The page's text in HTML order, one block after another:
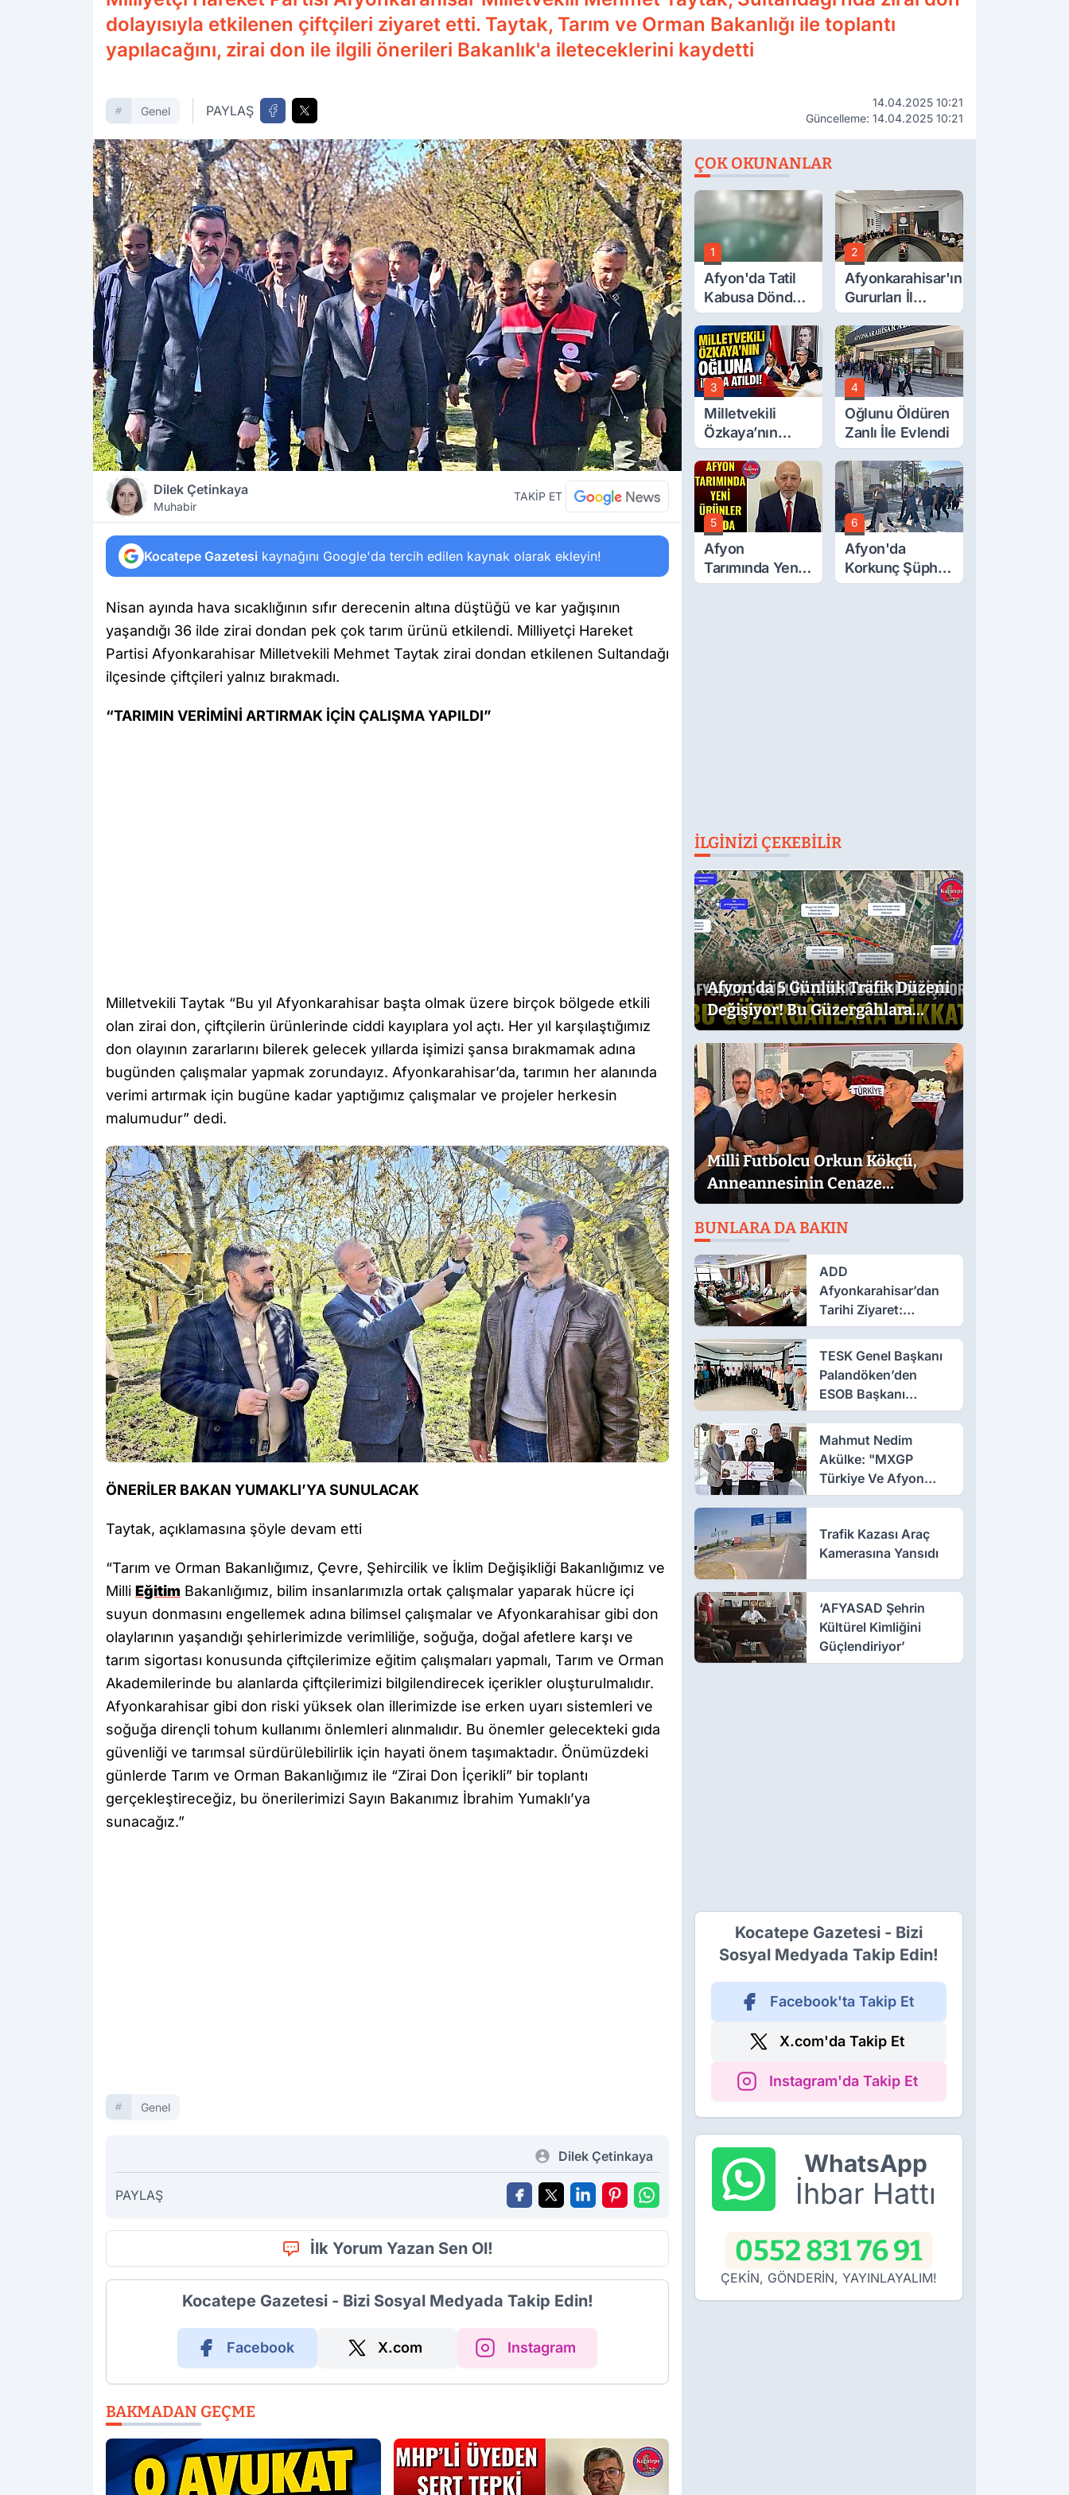
dolayısıyla etkilenen çiftçileri ziyaret etti. Taytak, Tarım ve Orman Bakanlığı ile toplantı
yapılacağını, zirai don ile ilgili önerileri Bakanlık'a ileteceklerini kaydetti
Genel PAYLAŞ
14.04.2025 10:21
Güncelleme: 14.04.2025 10:21
Dilek Çetinkaya
Muhabir
TAKİP ET
Kocatepe Gazetesi kaynağını Google'da tercih edilen kaynak olarak ekleyin!
Nisan ayında hava sıcaklığının sıfır derecenin altına düştüğü ve kar yağışının
yaşandığı 36 ilde zirai dondan pek çok tarım ürünü etkilendi. Milliyetçi Hareket
Partisi Afyonkarahisar Milletvekili Mehmet Taytak zirai dondan etkilenen Sultandağı
ilçesinde çiftçileri yalnız bırakmadı.
“TARIMIN VERİMİNİ ARTIRMAK İÇİN ÇALIŞMA YAPILDI”
Milletvekili Taytak “Bu yıl Afyonkarahisar başta olmak üzere birçok bölgede etkili
olan zirai don, çiftçilerin ürünlerinde ciddi kayıplara yol açtı. Her yıl karşılaştığımız
don olayının zararlarını bilerek gelecek yıllarda işimizi şansa bırakmamak adına
bugünden çalışmalar yapmak zorundayız. Afyonkarahisar’da, tarımın her alanında
verimi artırmak için bugüne kadar yaptığımız çalışmalar ve projeler herkesin
malumudur” dedi.
ÖNERİLER BAKAN YUMAKLI’YA SUNULACAK
Taytak, açıklamasına şöyle devam etti
“Tarım ve Orman Bakanlığımız, Çevre, Şehircilik ve İklim Değişikliği Bakanlığımız ve
Milli Eğitim Bakanlığımız, bilim insanlarımızla ortak çalışmalar yaparak hücre içi
suyun donmasını engellemek adına bilimsel çalışmalar ve Afyonkarahisar gibi don
olaylarının yaşandığı şehirlerimizde verimliliğe, soğuğa, doğal afetlere karşı ve
tarım sigortası konusunda çiftçilerimize eğitim çalışmaları yapmalı, Tarım ve Orman
Akademilerinde bu alanlarda çiftçilerimizi bilgilendirecek içerikler oluşturulmalıdır.
Afyonkarahisar gibi don riski yüksek olan illerimizde ise erken uyarı sistemleri ve
soğuğa dirençli tohum kullanımı önlemleri alınmalıdır. Bu önemler gelecekteki gıda
güvenliği ve tarımsal sürdürülebilirlik için hayati önem taşımaktadır. Önümüzdeki
günlerde Tarım ve Orman Bakanlığımız ile “Zirai Don İçerikli” bir toplantı
gerçekleştireceğiz, bu önerilerimizi Sayın Bakanımız İbrahim Yumaklı’ya
sunacağız.”
Genel
Dilek Çetinkaya
PAYLAŞ
İlk Yorum Yazan Sen Ol!
Kocatepe Gazetesi - Bizi Sosyal Medyada Takip Edin!
Facebook X.com Instagram
BAKMADAN GEÇME
ÇOK OKUNANLAR
1
Afyon'da Tatil
Kabusa Döndü,
Acı Son!
2
Afyonkarahisar'ın
Gururları İl
Müdürüyle
Buluştu
3
Milletvekili
Özkaya’nın
Oğluna İftira
Atıldı
4
Oğlunu Öldüren
Zanlı İle Evlendi
5
Afyon
Tarımında Yeni
Ürünler Yolda
6
Afyon'da
Korkunç Şüphe!
Düştü Mü,
İLGINIZI ÇEKEBILIR
Afyon'da 5 Günlük Trafik Düzeni
Değişiyor! Bu Güzergâhlara
Dikkat
Milli Futbolcu Orkun Kökçü,
Anneannesinin Cenaze
Namazına Katıldı
BUNLARA DA BAKIN
ADD
Afyonkarahisar’dan
Tarihi Ziyaret:
Giresunlu
Kahramanların İzinde
Buluştular
TESK Genel Başkanı
Palandöken’den
ESOB Başkanı
Üstün’e Hayırlı Olsun
Ziyareti
Mahmut Nedim
Akülke: "MXGP
Türkiye Ve Afyon
Motofest'in Ülkemize
Trafik Kazası Araç
Kamerasına Yansıdı
‘AFYASAD Şehrin
Kültürel Kimliğini
Güçlendiriyor’
Kocatepe Gazetesi - Bizi
Sosyal Medyada Takip Edin!
Facebook'ta Takip Et
X.com'da Takip Et
Instagram'da Takip Et
WhatsApp
İhbar Hattı
0552 831 76 91
ÇEKİN, GÖNDERİN, YAYINLAYALIM!